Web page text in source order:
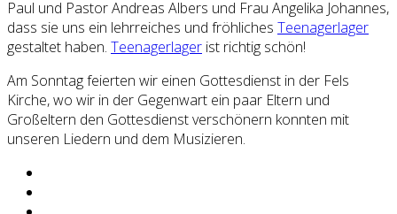
Paul und Pastor Andreas Albers und Frau Angelika Johannes,
dass sie uns ein lehrreiches und fröhliches Teenagerlager
gestaltet haben. Teenagerlager ist richtig schön!
Am Sonntag feierten wir einen Gottesdienst in der Fels
Kirche, wo wir in der Gegenwart ein paar Eltern und
Großeltern den Gottesdienst verschönern konnten mit
unseren Liedern und dem Musizieren.